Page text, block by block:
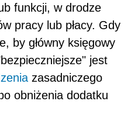
funkcji, w drodze
pracy lub płacy. Gdy
by główny księgowy
jest
zasadniczego
obniżenia dodatku